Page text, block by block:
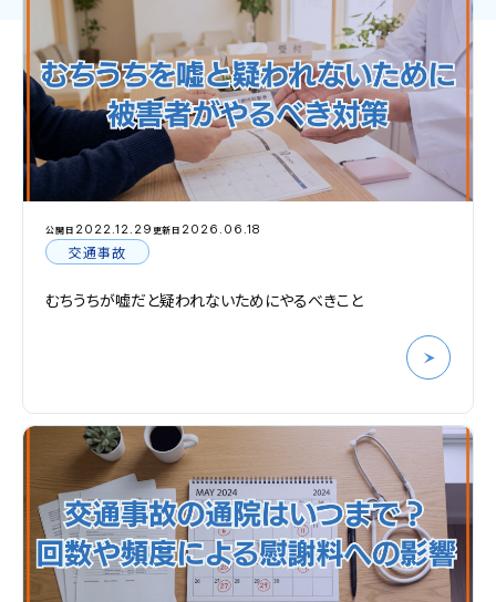
公開日 2022.12.29 更新日 2026.06.18
交通事故
むちうちが嘘だと疑われないためにやるべきこと